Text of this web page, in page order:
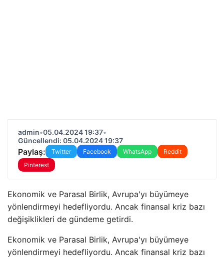
admin•05.04.2024 19:37•
Güncellendi: 05.04.2024 19:37
Paylaş: Twitter Facebook WhatsApp
Reddit
Pinterest
Ekonomik ve Parasal Birlik, Avrupa'yı büyümeye
yönlendirmeyi hedefliyordu. Ancak finansal kriz bazı
değişiklikleri de gündeme getirdi.
Ekonomik ve Parasal Birlik, Avrupa'yı büyümeye
yönlendirmeyi hedefliyordu. Ancak finansal kriz bazı